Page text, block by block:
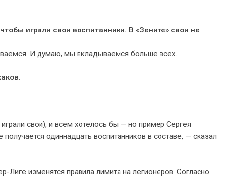
играли свои воспитанники. В «Зените» свои не
И думаю, мы вкладываемся больше всех.
свои), и всем хотелось бы — но пример Сергея
одиннадцать воспитанников в составе, — сказал
изменятся правила лимита на легионеров. Согласно